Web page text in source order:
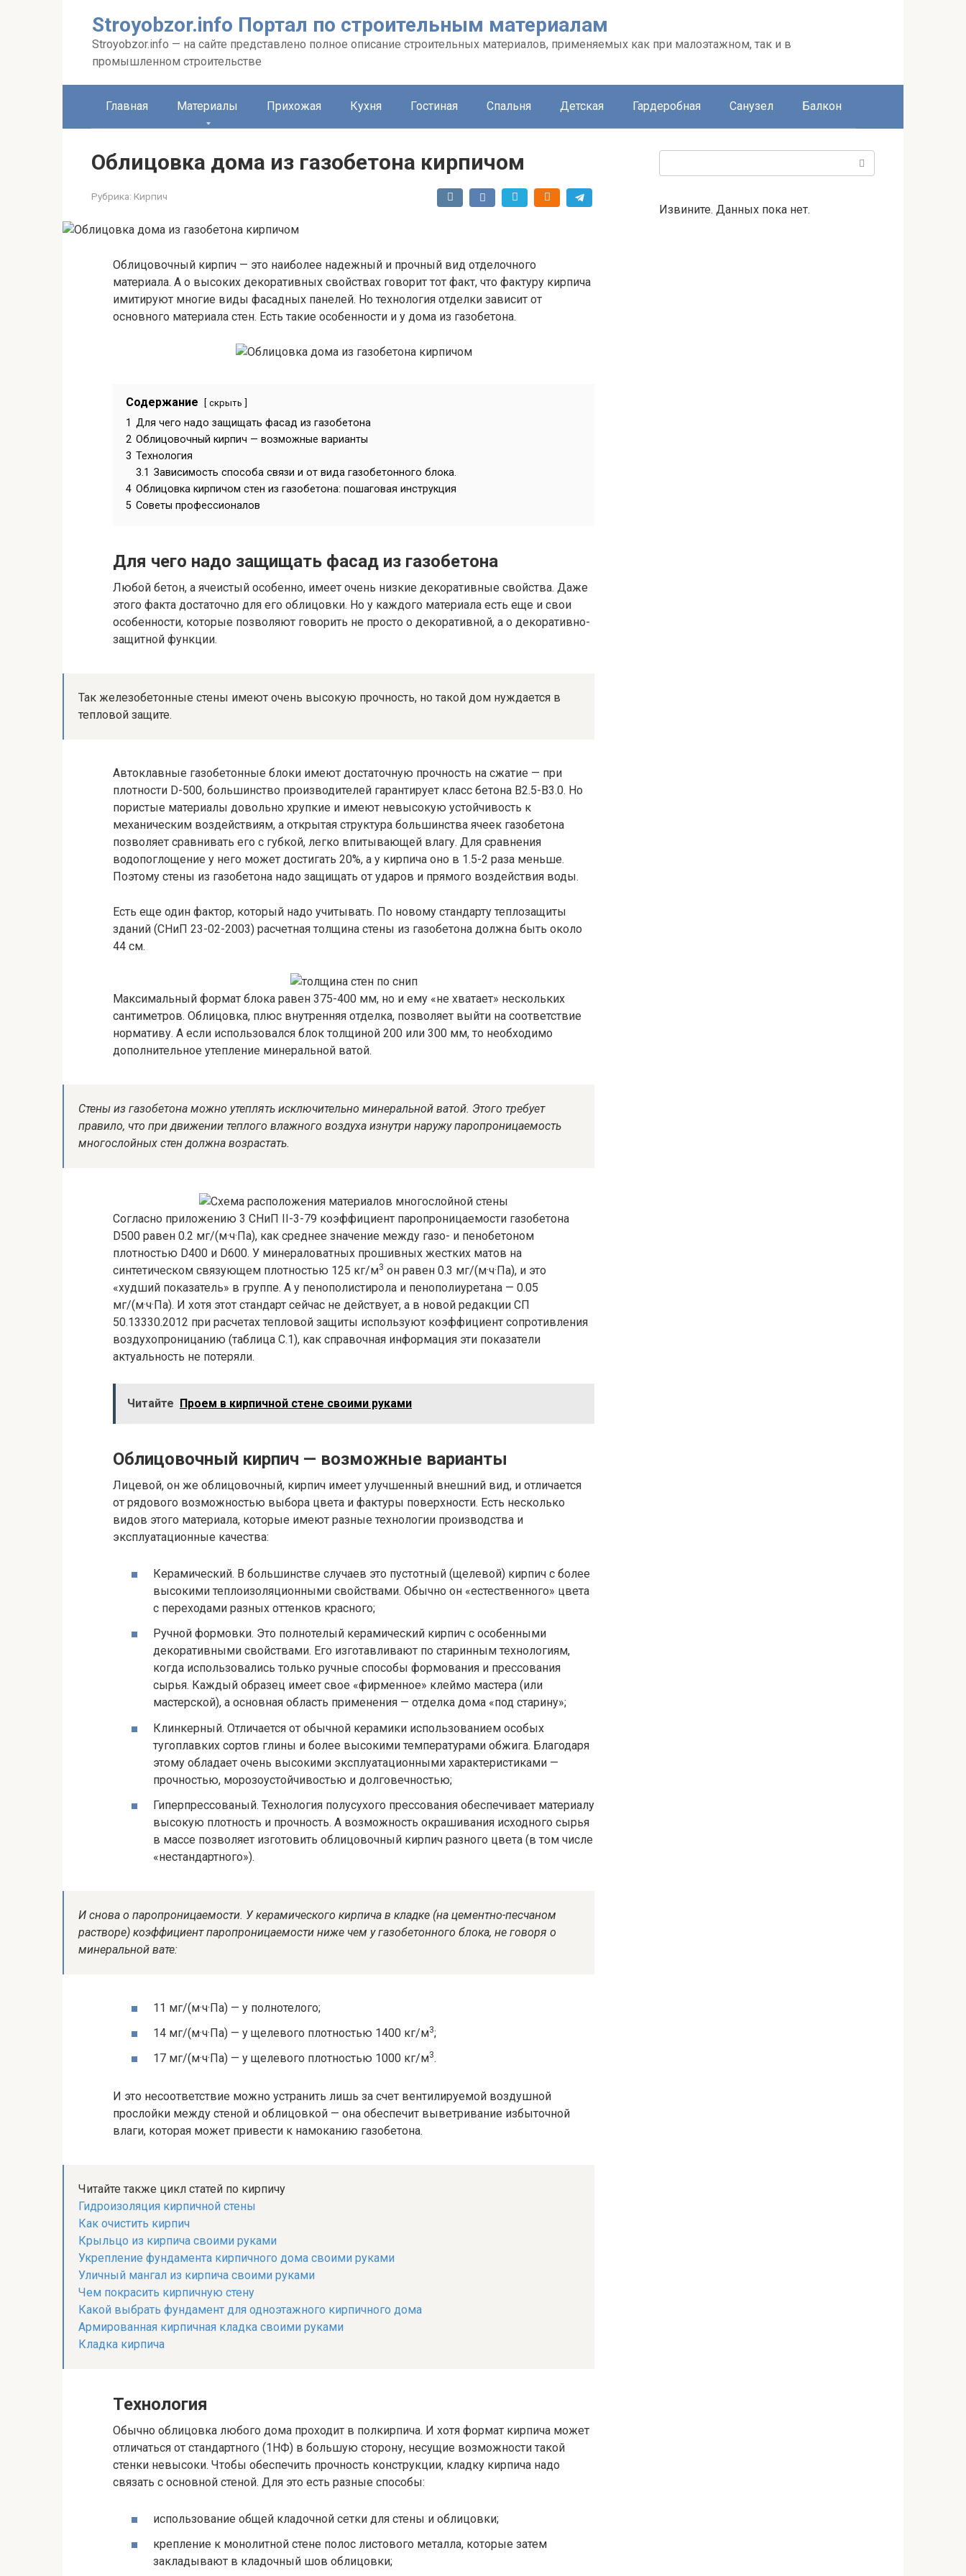
Stroyobzor.info Портал по строительным материалам
Stroyobzor.info — на сайте представлено полное описание строительных материалов, применяемых как при малоэтажном, так и в
промышленном строительстве
Главная Материалы Прихожая Кухня Гостиная Спальня Детская Гардеробная Санузел Балкон
Облицовка дома из газобетона кирпичом
Рубрика: Кирпич
Облицовочный кирпич — это наиболее надежный и прочный вид отделочного
материала. А о высоких декоративных свойствах говорит тот факт, что фактуру кирпича
имитируют многие виды фасадных панелей. Но технология отделки зависит от
основного материала стен. Есть такие особенности и у дома из газобетона.
Содержание скрыть
1 Для чего надо защищать фасад из газобетона
2 Облицовочный кирпич — возможные варианты
3 Технология
3.1 Зависимость способа связи и от вида газобетонного блока.
4 Облицовка кирпичом стен из газобетона: пошаговая инструкция
5 Советы профессионалов
Для чего надо защищать фасад из газобетона
Любой бетон, а ячеистый особенно, имеет очень низкие декоративные свойства. Даже
этого факта достаточно для его облицовки. Но у каждого материала есть еще и свои
особенности, которые позволяют говорить не просто о декоративной, а о декоративно-
защитной функции.
Так железобетонные стены имеют очень высокую прочность, но такой дом нуждается в
тепловой защите.
Автоклавные газобетонные блоки имеют достаточную прочность на сжатие — при
плотности D-500, большинство производителей гарантирует класс бетона B2.5-B3.0. Но
пористые материалы довольно хрупкие и имеют невысокую устойчивость к
механическим воздействиям, а открытая структура большинства ячеек газобетона
позволяет сравнивать его с губкой, легко впитывающей влагу. Для сравнения
водопоглощение у него может достигать 20%, а у кирпича оно в 1.5-2 раза меньше.
Поэтому стены из газобетона надо защищать от ударов и прямого воздействия воды.
Есть еще один фактор, который надо учитывать. По новому стандарту теплозащиты
зданий (СНиП 23-02-2003) расчетная толщина стены из газобетона должна быть около
44 см.
Максимальный формат блока равен 375-400 мм, но и ему «не хватает» нескольких
сантиметров. Облицовка, плюс внутренняя отделка, позволяет выйти на соответствие
нормативу. А если использовался блок толщиной 200 или 300 мм, то необходимо
дополнительное утепление минеральной ватой.
Стены из газобетона можно утеплять исключительно минеральной ватой. Этого требует
правило, что при движении теплого влажного воздуха изнутри наружу паропроницаемость
многослойных стен должна возрастать.
Согласно приложению 3 СНиП II-3-79 коэффициент паропроницаемости газобетона
D500 равен 0.2 мг/(м·ч·Па), как среднее значение между газо- и пенобетоном
плотностью D400 и D600. У минераловатных прошивных жестких матов на
синтетическом связующем плотностью 125 кг/м3 он равен 0.3 мг/(м·ч·Па), и это
«худший показатель» в группе. А у пенополистирола и пенополиуретана — 0.05
мг/(м·ч·Па). И хотя этот стандарт сейчас не действует, а в новой редакции СП
50.13330.2012 при расчетах тепловой защиты используют коэффициент сопротивления
воздухопроницанию (таблица C.1), как справочная информация эти показатели
актуальность не потеряли.
Читайте Проем в кирпичной стене своими руками
Облицовочный кирпич — возможные варианты
Лицевой, он же облицовочный, кирпич имеет улучшенный внешний вид, и отличается
от рядового возможностью выбора цвета и фактуры поверхности. Есть несколько
видов этого материала, которые имеют разные технологии производства и
эксплуатационные качества:
Керамический. В большинстве случаев это пустотный (щелевой) кирпич с более
высокими теплоизоляционными свойствами. Обычно он «естественного» цвета
с переходами разных оттенков красного;
Ручной формовки. Это полнотелый керамический кирпич с особенными
декоративными свойствами. Его изготавливают по старинным технологиям,
когда использовались только ручные способы формования и прессования
сырья. Каждый образец имеет свое «фирменное» клеймо мастера (или
мастерской), а основная область применения — отделка дома «под старину»;
Клинкерный. Отличается от обычной керамики использованием особых
тугоплавких сортов глины и более высокими температурами обжига. Благодаря
этому обладает очень высокими эксплуатационными характеристиками —
прочностью, морозоустойчивостью и долговечностью;
Гиперпрессованый. Технология полусухого прессования обеспечивает материалу
высокую плотность и прочность. А возможность окрашивания исходного сырья
в массе позволяет изготовить облицовочный кирпич разного цвета (в том числе
«нестандартного»).
И снова о паропроницаемости. У керамического кирпича в кладке (на цементно-песчаном
растворе) коэффициент паропроницаемости ниже чем у газобетонного блока, не говоря о
минеральной вате:
11 мг/(м·ч·Па) — у полнотелого;
14 мг/(м·ч·Па) — у щелевого плотностью 1400 кг/м3;
17 мг/(м·ч·Па) — у щелевого плотностью 1000 кг/м3.
И это несоответствие можно устранить лишь за счет вентилируемой воздушной
прослойки между стеной и облицовкой — она обеспечит выветривание избыточной
влаги, которая может привести к намоканию газобетона.
Читайте также цикл статей по кирпичу
Гидроизоляция кирпичной стены
Как очистить кирпич
Крыльцо из кирпича своими руками
Укрепление фундамента кирпичного дома своими руками
Уличный мангал из кирпича своими руками
Чем покрасить кирпичную стену
Какой выбрать фундамент для одноэтажного кирпичного дома
Армированная кирпичная кладка своими руками
Кладка кирпича
Технология
Обычно облицовка любого дома проходит в полкирпича. И хотя формат кирпича может
отличаться от стандартного (1НФ) в большую сторону, несущие возможности такой
стенки невысоки. Чтобы обеспечить прочность конструкции, кладку кирпича надо
связать с основной стеной. Для это есть разные способы:
использование общей кладочной сетки для стены и облицовки;
крепление к монолитной стене полос листового металла, которые затем
закладывают в кладочный шов облицовки;
Извините. Данных пока нет.